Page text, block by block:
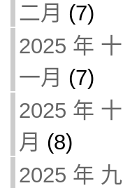
二月 (7)
2025 年 十
一月 (7)
2025 年 十
月 (8)
2025 年 九